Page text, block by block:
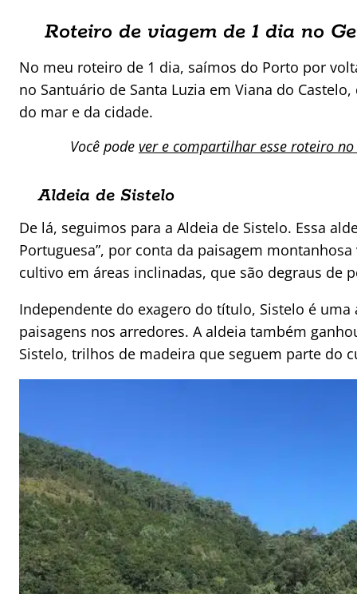
Roteiro de viagem de 1 dia no
No meu roteiro de 1 dia, saímos do Porto por
no Santuário de Santa Luzia em Viana do
do mar e da cidade.
Você pode ver e compartilhar esse roteiro no
Aldeia de Sistelo
De lá, seguimos para a Aldeia de Sistelo. Essa
Portuguesa”, por conta da paisagem
cultivo em áreas inclinadas, que são degraus de
Independente do exagero do título, Sistelo é
paisagens nos arredores. A aldeia também
Sistelo, trilhos de madeira que seguem parte do